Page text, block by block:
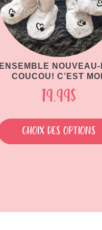
ENSEMBLE NOUVEAU-
COUCOU! C’EST
19.99$
Choix des options